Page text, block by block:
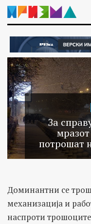
За
потрошат
Доминантни се
механизација и
наспроти